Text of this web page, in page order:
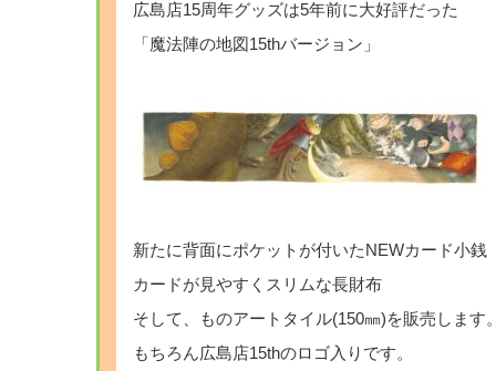
広島店15周年グッズは5年前に大好評だった
「魔法陣の地図15thバージョン」
新たに背面にポケットが付いたNEWカード小銭
カードが見やすくスリムな長財布
そして、ものアートタイル(150㎜)を販売します
もちろん広島店15thのロゴ入りです。